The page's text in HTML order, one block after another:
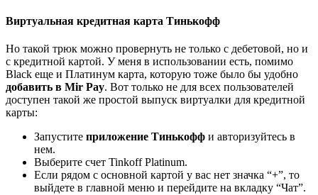
Виртуальная кредитная карта Тинькофф
Но такой трюк можно провернуть не только с дебетовой, но и
с кредитной картой. У меня в использовании есть, помимо
Black еще и Платинум карта, которую тоже было бы удобно
добавить в Mir Pay. Вот только не для всех пользователей
доступен такой же простой выпуск виртуалки для кредитной
карты:
Запустите приложение Тинькофф и авторизуйтесь в
нем.
Выберите счет Tinkoff Platinum.
Если рядом с основной картой у вас нет значка “+”, то
выйдете в главной меню и перейдите на вкладку “Чат”.